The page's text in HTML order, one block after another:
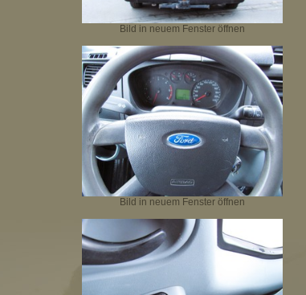
Bild in neuem Fenster öffnen
Bild in neuem Fenster öffnen